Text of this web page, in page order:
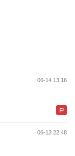
06-14 13:16
06-13 22:48